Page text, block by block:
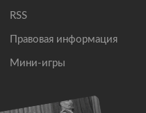
RSS
Правовая информация
Мини-игры